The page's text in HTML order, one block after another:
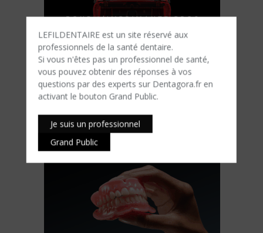
LEFILDENTAIRE est un site réservé aux
professionnels de la santé dentaire.
Si vous n'êtes​ pas un professionnel de santé,
vous pouvez obtenir des réponses à vos
questions par des experts sur Dentagora.fr en
activant le bouton Grand Public.
Je suis un professionnel
Grand Public